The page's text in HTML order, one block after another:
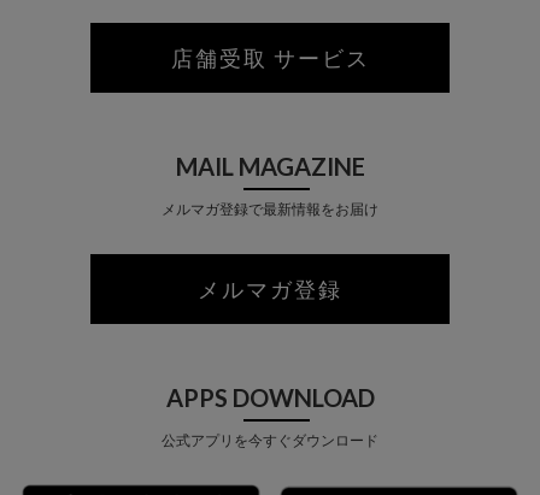
店舗受取 サービス
MAIL MAGAZINE
メルマガ登録で最新情報をお届け
メルマガ登録
APPS DOWNLOAD
公式アプリを今すぐダウンロード